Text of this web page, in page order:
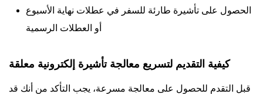
الحصول على تأشيرة طارئة للسفر في عطلات نهاية الأسبوع
أو العطلات الرسمية
كيفية التقديم لتسريع معالجة تأشيرة إلكترونية معلقة
قبل التقدم للحصول على معالجة مسرعة، يجب التأكد من أنك قد